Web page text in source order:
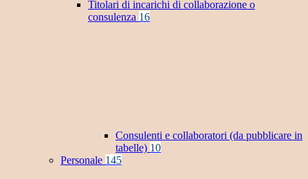
Titolari di incarichi di collaborazione o
consulenza 16
Consulenti e collaboratori (da pubblicare in
tabelle) 10
Personale 145